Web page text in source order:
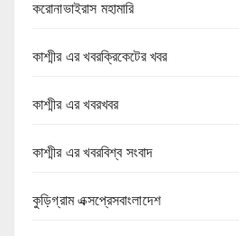
করোনাভাইরাস মহামারি
কাশ্মীর এর খবরক্রিকেটের খবর
কাশ্মীর এর খবরখবর
কাশ্মীর এর খবরবিশ্ব সংবাদ
কুড়িগ্রাম এক্সপ্রেসবাংলাদেশ